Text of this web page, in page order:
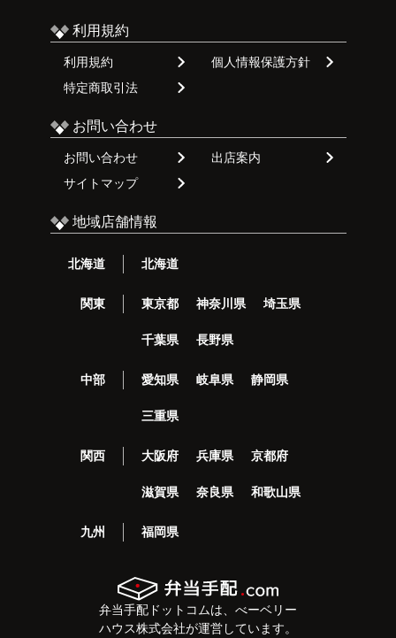
利用規約
利用規約
個人情報保護方針
特定商取引法
お問い合わせ
お問い合わせ
出店案内
サイトマップ
地域店舗情報
北海道 北海道
関東 東京都 神奈川県 埼玉県
千葉県 長野県
中部 愛知県 岐阜県 静岡県
三重県
関西 大阪府 兵庫県 京都府
滋賀県 奈良県 和歌山県
九州 福岡県
弁当手配ドットコムは、べーベリー
ハウス株式会社が運営しています。